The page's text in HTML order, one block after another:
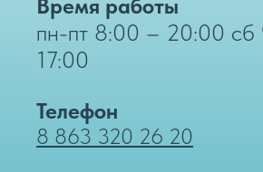
Время работы
пн-пт 8:00 – 20:00 сб
17:00
Телефон
8 863 320 26 20